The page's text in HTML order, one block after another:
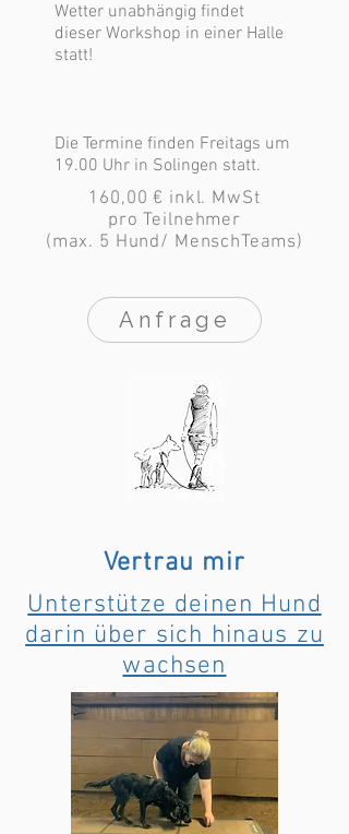
Wetter unabhängig findet
dieser Workshop in einer Halle
statt!
Die Termine finden Freitags um
19.00 Uhr in Solingen statt.
160,00 € inkl. MwSt
pro Teilnehmer
(max. 5 Hund/ MenschTeams)
Anfrage
Vertrau mir
Unterstütze deinen Hund
darin über sich hinaus zu
wachsen